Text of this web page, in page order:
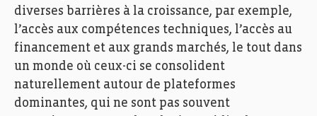
diverses barrières à la croissance, par exemple,
l’accès aux compétences techniques, l’accès au
financement et aux grands marchés, le tout dans
un monde où ceux-ci se consolident
naturellement autour de plateformes
dominantes, qui ne sont pas souvent